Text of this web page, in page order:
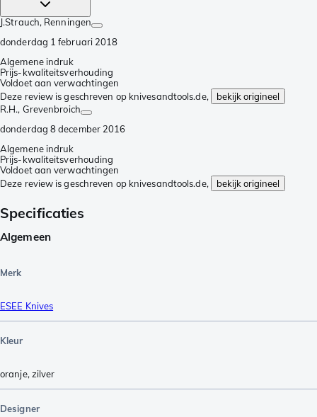
J.Strauch, Renningen
donderdag 1 februari 2018
Algemene indruk
Prijs-kwaliteitsverhouding
Voldoet aan verwachtingen
Deze review is geschreven op knivesandtools.de,
bekijk origineel
R.H., Grevenbroich
donderdag 8 december 2016
Algemene indruk
Prijs-kwaliteitsverhouding
Voldoet aan verwachtingen
Deze review is geschreven op knivesandtools.de,
bekijk origineel
Specificaties
Algemeen
Merk
ESEE Knives
Kleur
oranje,zilver
Designer